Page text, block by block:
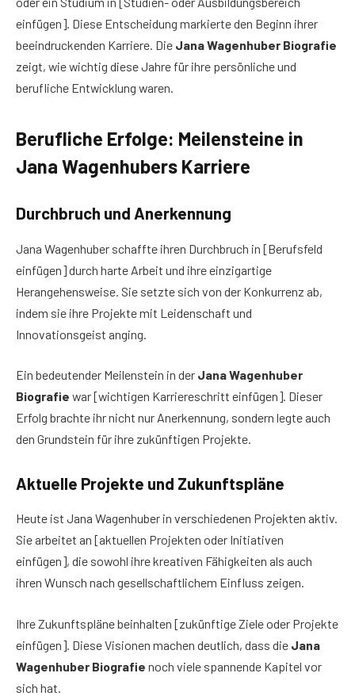
einfügen]. Diese Entscheidung markierte den Beginn ihrer
beeindruckenden Karriere. Die Jana Wagenhuber Biografie
zeigt, wie wichtig diese Jahre für ihre persönliche und
berufliche Entwicklung waren.
Berufliche Erfolge: Meilensteine in
Jana Wagenhubers Karriere
Durchbruch und Anerkennung
Jana Wagenhuber schaffte ihren Durchbruch in [Berufsfeld
einfügen] durch harte Arbeit und ihre einzigartige
Herangehensweise. Sie setzte sich von der Konkurrenz ab,
indem sie ihre Projekte mit Leidenschaft und
Innovationsgeist anging.
Ein bedeutender Meilenstein in der Jana Wagenhuber
Biografie war [wichtigen Karriereschritt einfügen]. Dieser
Erfolg brachte ihr nicht nur Anerkennung, sondern legte auch
den Grundstein für ihre zukünftigen Projekte.
Aktuelle Projekte und Zukunftspläne
Heute ist Jana Wagenhuber in verschiedenen Projekten aktiv.
Sie arbeitet an [aktuellen Projekten oder Initiativen
einfügen], die sowohl ihre kreativen Fähigkeiten als auch
ihren Wunsch nach gesellschaftlichem Einfluss zeigen.
Ihre Zukunftspläne beinhalten [zukünftige Ziele oder Projekte
einfügen]. Diese Visionen machen deutlich, dass die Jana
Wagenhuber Biografie noch viele spannende Kapitel vor
sich hat.